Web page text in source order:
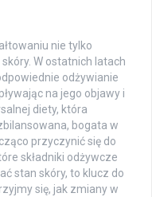
nie tylko
W ostatnich latach
odżywianie
na jego objawy i
diety, która
bogata w
przyczynić się do
składniki odżywcze
stan skóry, to klucz do
się, jak zmiany w